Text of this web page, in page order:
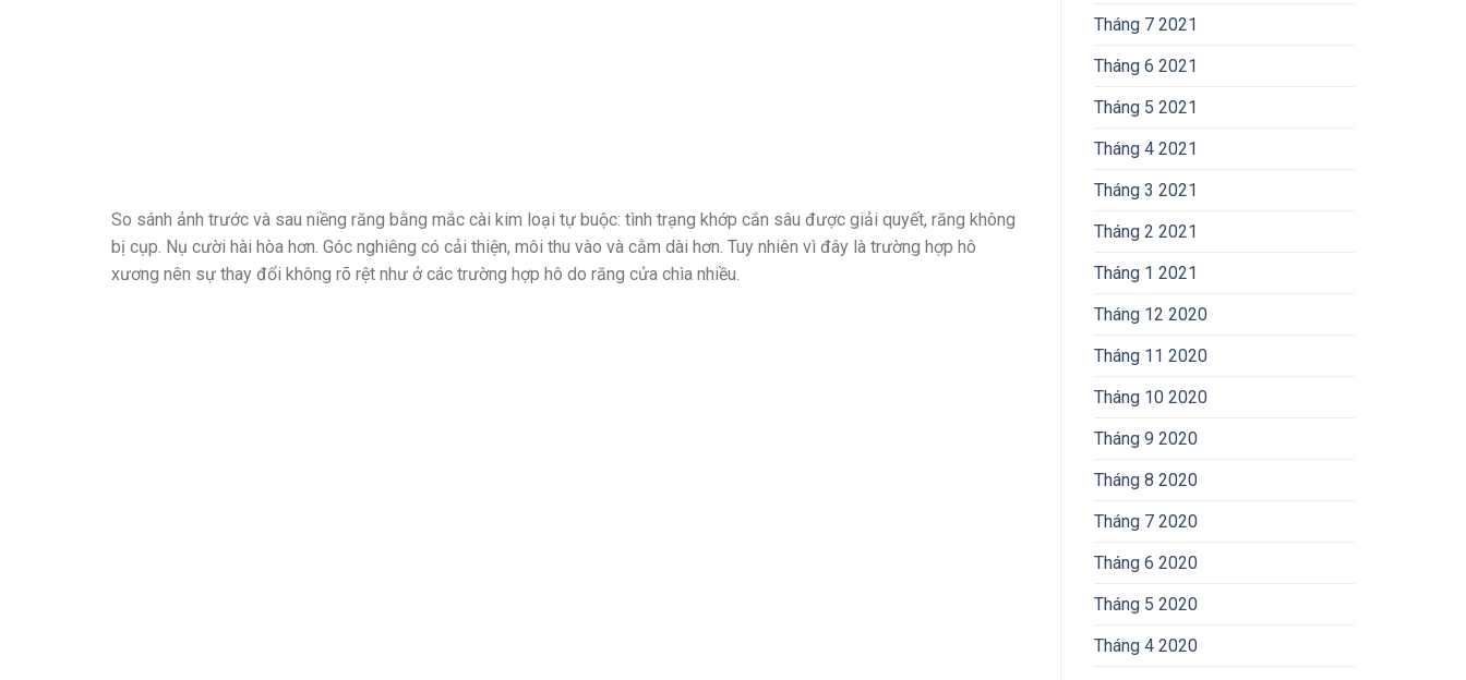
So sánh ảnh trước và sau niềng răng bằng mắc cài kim loại tự buộc: tình trạng khớp cắn sâu được giải quyết, răng không
bị cụp. Nụ cười hài hòa hơn. Góc nghiêng có cải thiện, môi thu vào và cằm dài hơn. Tuy nhiên vì đây là trường hợp hô
xương nên sự thay đổi không rõ rệt như ở các trường hợp hô do răng cửa chìa nhiều.
Tháng 7 2021
Tháng 6 2021
Tháng 5 2021
Tháng 4 2021
Tháng 3 2021
Tháng 2 2021
Tháng 1 2021
Tháng 12 2020
Tháng 11 2020
Tháng 10 2020
Tháng 9 2020
Tháng 8 2020
Tháng 7 2020
Tháng 6 2020
Tháng 5 2020
Tháng 4 2020